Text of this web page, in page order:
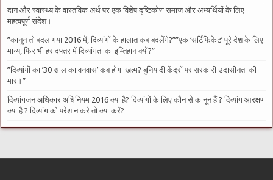
दान और स्वास्थ्य के वास्तविक अर्थ पर एक विशेष दृष्टिकोण समाज और अभ्यर्थियों के लिए
महत्वपूर्ण संदेश।
​”कानून तो बदल गया 2016 में, दिव्यांगों के हालात कब बदलेंगे?”​”एक ‘सर्टिफिकेट’ पूरे देश के लिए
मान्य, फिर भी हर दफ्तर में दिव्यांगता का इम्तिहान क्यों?”
​”दिव्यांगों का ’30 साल का वनवास’ कब होगा खत्म? बुनियादी केंद्रों पर सरकारी उदासीनता की
मार।”
दिव्यांगजन अधिकार अधिनियम 2016 क्या है? दिव्यांगों के लिए कौन से कानून हैं ? दिव्यांग आरक्षण
क्या है ? दिव्यांग को परेशान करे तो क्या करें?